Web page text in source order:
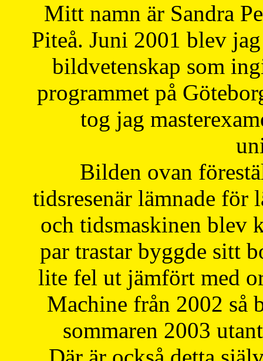
Mitt namn är Sandra
Piteå. Juni 2001 blev
bildvetenskap som
programmet på
tog jag
Bilden ovan
tidsresenär lämnade för
och tidsmaskinen blev
par trastar byggde sitt
lite fel ut jämfört med
Machine från 2002 så
sommaren 2003